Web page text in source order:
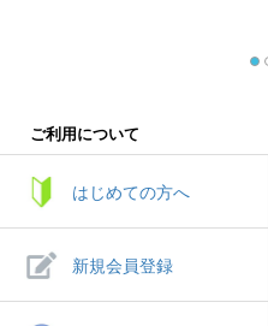
ご利用について
はじめての方へ
新規会員登録